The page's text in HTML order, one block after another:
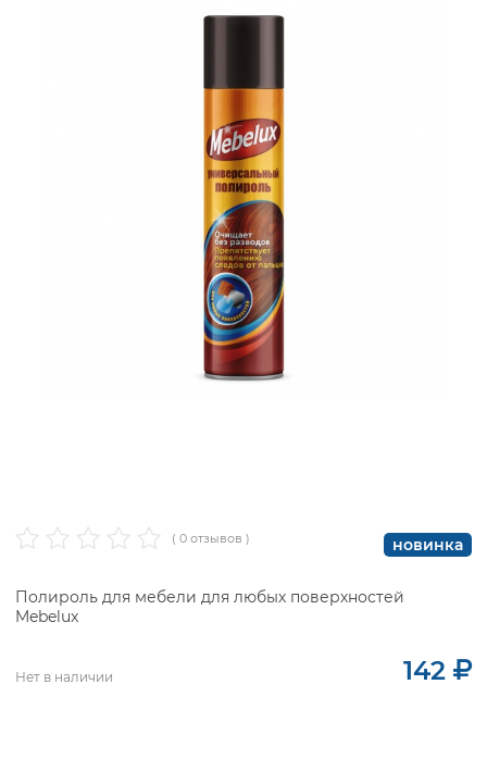
( 0 отзывов ) новинка
Полироль для мебели для любых поверхностей
Mebelux
Нет в наличии 142